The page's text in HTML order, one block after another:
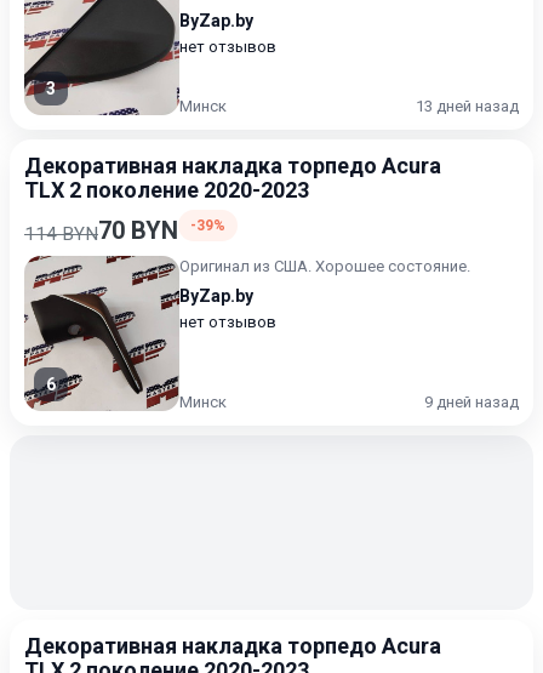
3
ByZap.by
нет отзывов
Минск 13 дней назад
Декоративная накладка торпедо Acura
TLX 2 поколение 2020-2023
114 BYN70 BYN -39%
6
Оригинал из США. Хорошее состояние.
ByZap.by
нет отзывов
Минск 9 дней назад
Декоративная накладка торпедо Acura